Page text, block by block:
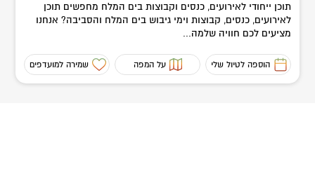
תוכן ייחודי לאירועים, כנסים וקבוצות בים המלח מחפשים תוכן
לאירועים, כנסים, קבוצות וימי גיבוש בים המלח והסביבה? אנחנו
מציעים לכם חוויה שלמה...
הוספה לטיול שלי על המפה שמירה למועדפים